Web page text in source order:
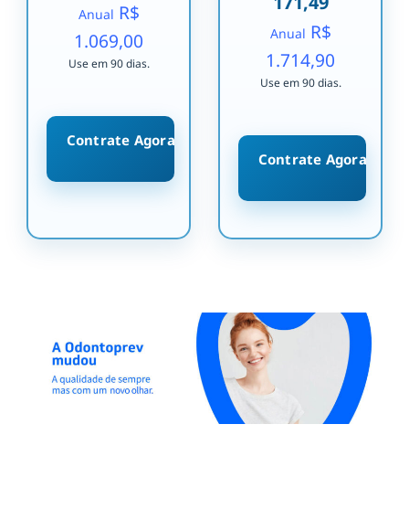
Anual R$
1.069,00
Use em 90 dias.
Contrate Agora
Anual R$
1.714,90
Use em 90 dias.
Contrate Agora